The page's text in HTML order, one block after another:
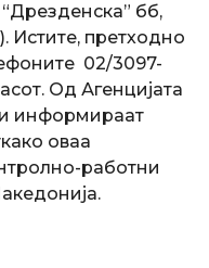
бб,
Истите, претходно
02/3097-
Од Агенцијата
информираат
оваа
работни